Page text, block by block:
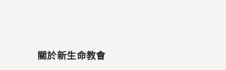
關於新生命教會